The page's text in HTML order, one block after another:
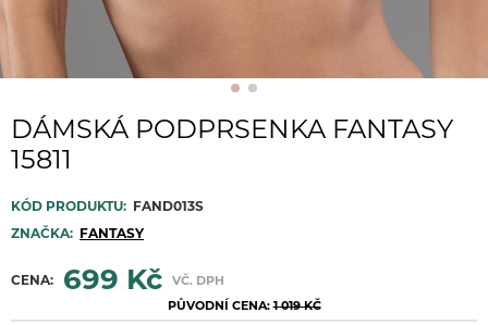
DÁMSKÁ PODPRSENKA FANTASY
15811
KÓD PRODUKTU: FAND013S
ZNAČKA: FANTASY
CENA: 699 Kč VČ. DPH
PŮVODNÍ CENA:1 019 KČ